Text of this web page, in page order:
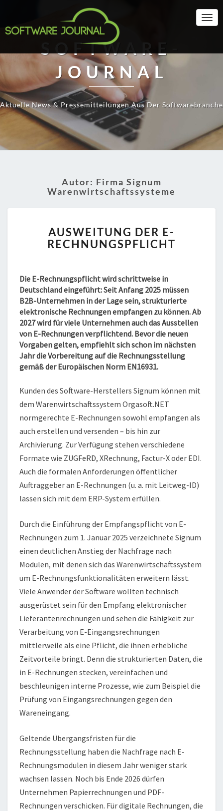
SOFTWARE-
JOURNAL
Aktuelle News & Pressemitteilungen Aus Der Softwarebranche
Autor: Firma Signum
Warenwirtschaftssysteme
DER
E-
AUSWEITUNG DER E-
RECHNUNGSPFLICHT
Die E-Rechnungspflicht wird schrittweise in
Deutschland eingeführt: Seit Anfang 2025 müssen
B2B-Unternehmen in der Lage sein, strukturierte
elektronische Rechnungen empfangen zu können. Ab
2027 wird für viele Unternehmen auch das Ausstellen
von E-Rechnungen verpflichtend. Bevor die neuen
Vorgaben gelten, empfiehlt sich schon im nächsten
Jahr die Vorbereitung auf die Rechnungsstellung
gemäß der Europäischen Norm EN16931.
Kunden des Software-Herstellers Signum können mit
dem Warenwirtschaftssystem Orgasoft.NET
normgerechte E-Rechnungen sowohl empfangen als
auch erstellen und versenden – bis hin zur
Archivierung. Zur Verfügung stehen verschiedene
Formate wie ZUGFeRD, XRechnung, Factur-X oder EDI.
Auch die formalen Anforderungen öffentlicher
Auftraggeber an E-Rechnungen (u. a. mit Leitweg-ID)
lassen sich mit dem ERP-System erfüllen.
Durch die Einführung der Empfangspflicht von E-
Rechnungen zum 1. Januar 2025 verzeichnete Signum
einen deutlichen Anstieg der Nachfrage nach
Modulen, mit denen sich das Warenwirtschaftssystem
um E-Rechnungsfunktionalitäten erweitern lässt.
Viele Anwender der Software wollten technisch
ausgerüstet sein für den Empfang elektronischer
Lieferantenrechnungen und sehen die Fähigkeit zur
Verarbeitung von E-Eingangsrechnungen
mittlerweile als eine Pflicht, die ihnen erhebliche
Zeitvorteile bringt. Denn die strukturierten Daten, die
in E-Rechnungen stecken, vereinfachen und
beschleunigen interne Prozesse, wie zum Beispiel die
Prüfung von Eingangsrechnungen gegen den
Wareneingang.
Geltende Übergangsfristen für die
Rechnungsstellung haben die Nachfrage nach E-
Rechnungsmodulen in diesem Jahr weniger stark
wachsen lassen. Noch bis Ende 2026 dürfen
Unternehmen Papierrechnungen und PDF-
Rechnungen verschicken. Für digitale Rechnungen, die